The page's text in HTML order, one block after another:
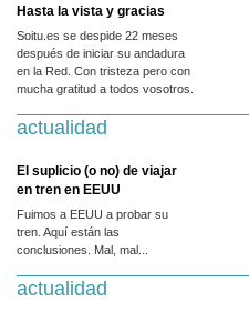
Hasta la vista y gracias
Soitu.es se despide 22 meses
después de iniciar su andadura
en la Red. Con tristeza pero con
mucha gratitud a todos vosotros.
actualidad
El suplicio (o no) de viajar
en tren en EEUU
Fuimos a EEUU a probar su
tren. Aquí están las
conclusiones. Mal, mal...
actualidad